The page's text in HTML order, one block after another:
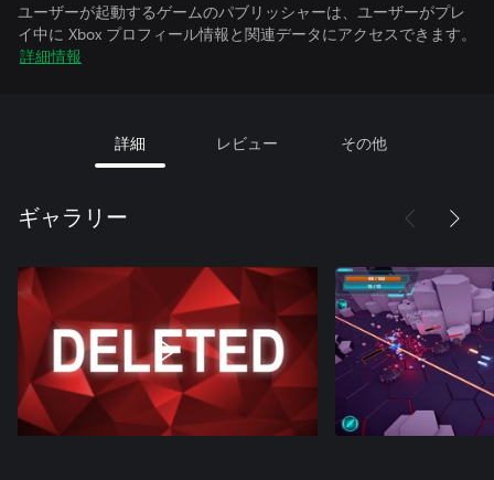
ユーザーが起動するゲームのパブリッシャーは、ユーザーがプレ
イ中に Xbox プロフィール情報と関連データにアクセスできます。
詳細情報
詳細 レビュー その他
ギャラリー